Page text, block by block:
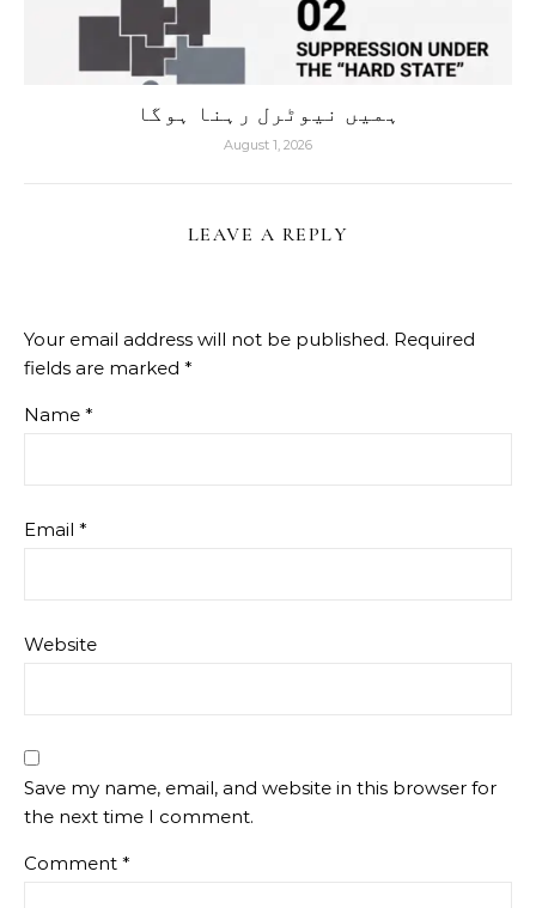
ہمیں نیوٹرل رہنا ہوگا
August 1, 2026
LEAVE A REPLY
Your email address will not be published. Required
fields are marked *
Name *
Email *
Website
Save my name, email, and website in this browser for
the next time I comment.
Comment *